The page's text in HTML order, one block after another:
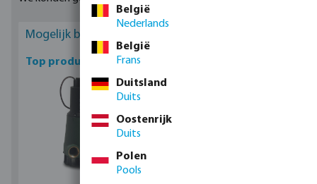
koppelingen, muurplaten en nog veel meer. De fittingen zijn
verkrijgbaar in veel maten, bezoek onze productpagina om de
geschikte fittingen te vinden.
Mogelijk bent u geïnteresseerd
Top producten
België
Nederlands
België
Frans
Duitsland
Duits
Oostenrijk
Duits
Polen
Pools